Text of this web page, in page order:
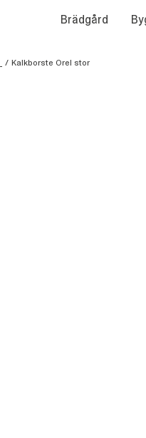
Brädgård
/ Kalkborste Orel stor